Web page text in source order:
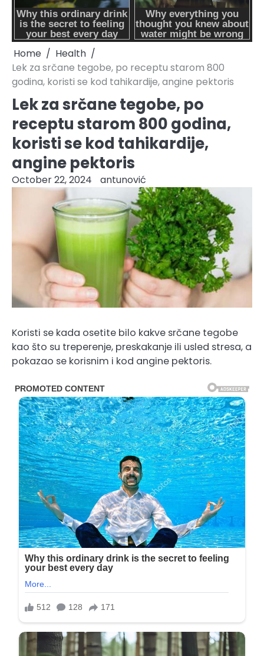
Home
Health
Lek za srčane tegobe, po receptu starom 800
godina, koristi se kod tahikardije, angine pektoris
Lek za srčane tegobe, po
receptu starom 800 godina,
koristi se kod tahikardije,
angine pektoris
October 22, 2024 antunović
Koristi se kada osetite bilo kakve srčane tegobe
kao što su treperenje, preskakanje ili usled stresa, a
pokazao se korisnim i kod angine pektoris.